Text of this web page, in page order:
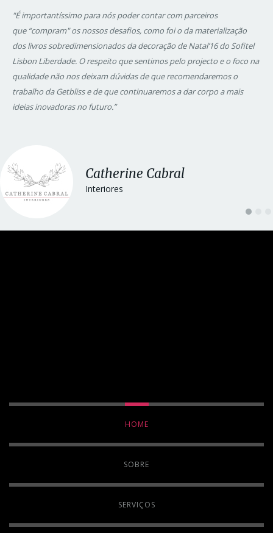
"É importantíssimo para nós poder contar com parceiros
que “compram" os nossos desafios, como foi o da materialização
dos livros sobredimensionados da decoração de Natal’16 do Sofitel
Lisbon Liberdade. O respeito que sentimos pelo projecto e o foco na
qualidade não nos deixam dúvidas de que recomendaremos o
trabalho da Getbliss e de que continuaremos a dar corpo a mais
ideias inovadoras no futuro.”
Catherine Cabral
Interiores
HOME
SOBRE
SERVIÇOS